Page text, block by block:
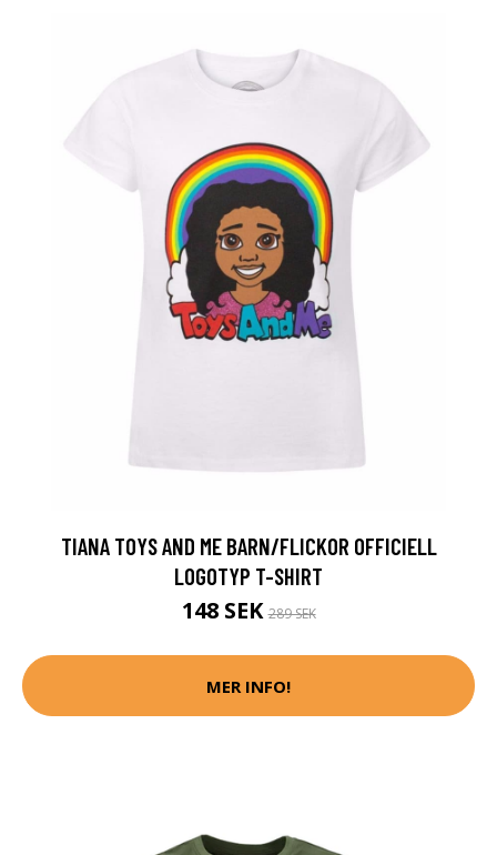
TIANA TOYS AND ME BARN/FLICKOR OFFICIELL
LOGOTYP T-SHIRT
148 SEK289 SEK
MER INFO!